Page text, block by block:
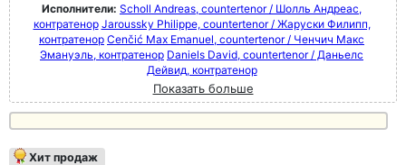
Исполнители: Scholl Andreas, countertenor / Шолль Андреас,
контратенор Jaroussky Philippe, countertenor / Жаруски Филипп,
контратенор Cenčić Max Emanuel, countertenor / Ченчич Макс
Эмануэль, контратенор Daniels David, countertenor / Даньелс
Дейвид, контратенор
Показать больше
Хит продаж